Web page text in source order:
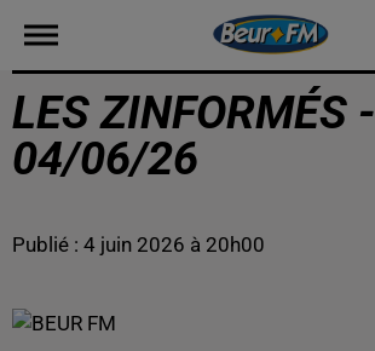
LES ZINFORMÉS -
04/06/26
Publié : 4 juin 2026 à 20h00